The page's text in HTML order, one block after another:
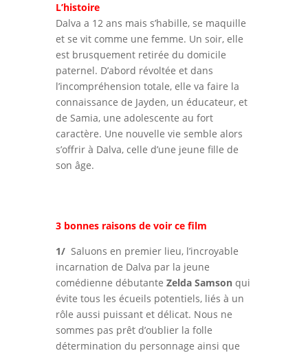
L’histoire
Dalva a 12 ans mais s’habille, se maquille
et se vit comme une femme. Un soir, elle
est brusquement retirée du domicile
paternel. D’abord révoltée et dans
l’incompréhension totale, elle va faire la
connaissance de Jayden, un éducateur, et
de Samia, une adolescente au fort
caractère. Une nouvelle vie semble alors
s’offrir à Dalva, celle d’une jeune fille de
son âge.
3 bonnes raisons de voir ce film
1/Saluons en premier lieu, l’incroyable
incarnation de Dalva par la jeune
comédienne débutante Zelda Samsonqui
évite tous les écueils potentiels, liés à un
rôle aussi puissant et délicat. Nous ne
sommes pas prêt d’oublier la folle
détermination du personnage ainsi que